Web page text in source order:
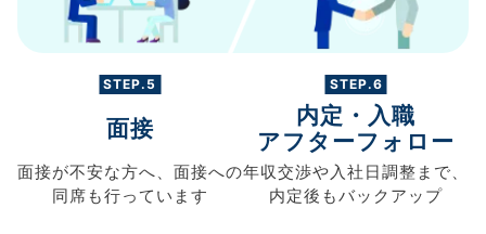
STEP.5
面接
面接が不安な方へ、 面接への
同席も行っています
STEP.6
内定・入職
アフターフォロー
年収交渉や入社日調整まで、
内定後もバックアップ